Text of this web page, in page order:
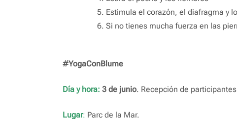
Estimula el corazón, el diafragma y
Si no tienes mucha fuerza en las
#YogaConBlume
Día y hora: 3 de junio. Recepción de participantes
Lugar: Parc de la Mar.